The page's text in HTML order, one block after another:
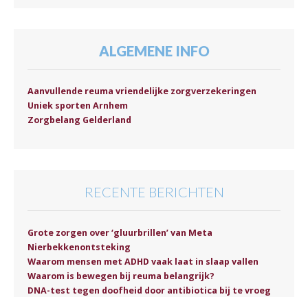
ALGEMENE INFO
Aanvullende reuma vriendelijke zorgverzekeringen
Uniek sporten Arnhem
Zorgbelang Gelderland
RECENTE BERICHTEN
Grote zorgen over ‘gluurbrillen’ van Meta
Nierbekkenontsteking
Waarom mensen met ADHD vaak laat in slaap vallen
Waarom is bewegen bij reuma belangrijk?
DNA-test tegen doofheid door antibiotica bij te vroeg